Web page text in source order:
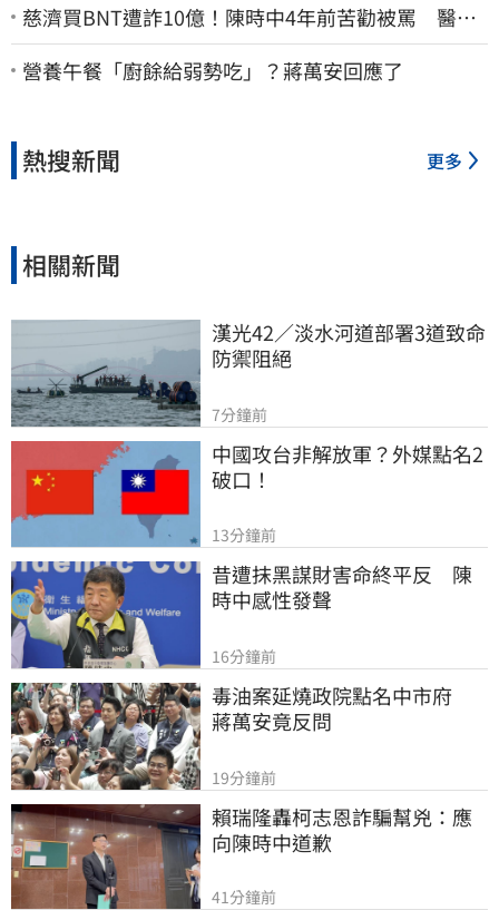
慈濟買BNT遭詐10億！陳時中4年前苦勸被罵 醫挖4
年前貼文：藍白全翻車
營養午餐「廚餘給弱勢吃」？蔣萬安回應了
熱搜新聞 更多
相關新聞
漢光42／淡水河道部署3道致命
防禦阻絕
7分鐘前
中國攻台非解放軍？外媒點名2
破口！
13分鐘前
昔遭抹黑謀財害命終平反　陳
時中感性發聲
16分鐘前
毒油案延燒政院點名中市府
蔣萬安竟反問
19分鐘前
賴瑞隆轟柯志恩詐騙幫兇：應
向陳時中道歉
41分鐘前